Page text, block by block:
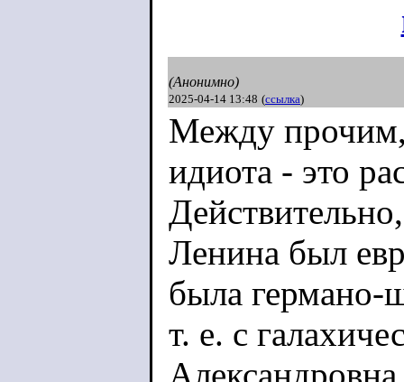
(Анонимно)
2025-04-14 13:48 (ссылка)
Между
идиота - это
Ленина был
была германо-
т. е. с